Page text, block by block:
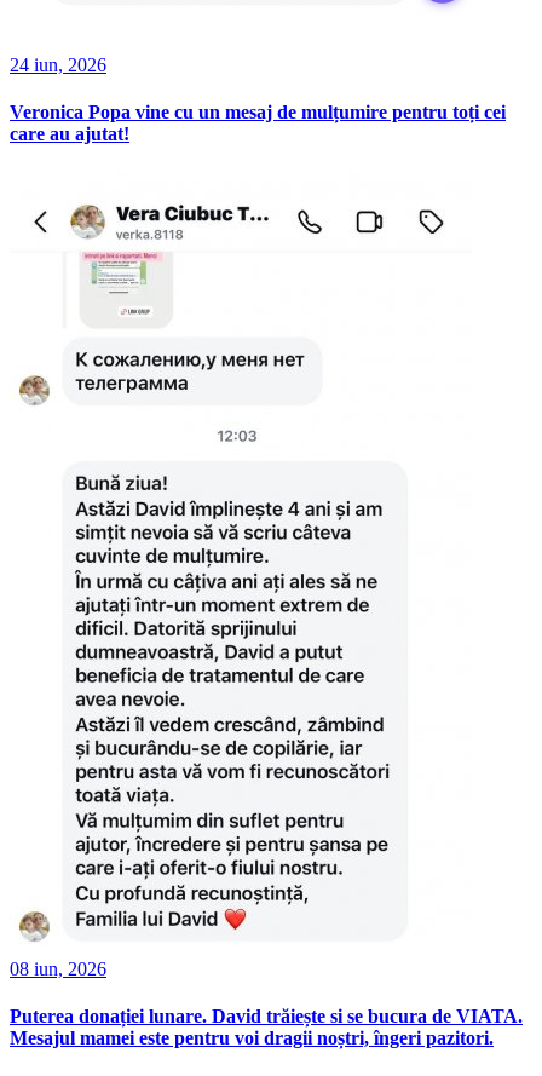
24 iun, 2026
Veronica Popa vine cu un mesaj de mulțumire pentru toți cei
care au ajutat!
08 iun, 2026
Puterea donației lunare. David trăiește si se bucura de VIATA.
Mesajul mamei este pentru voi dragii noștri, îngeri pazitori.